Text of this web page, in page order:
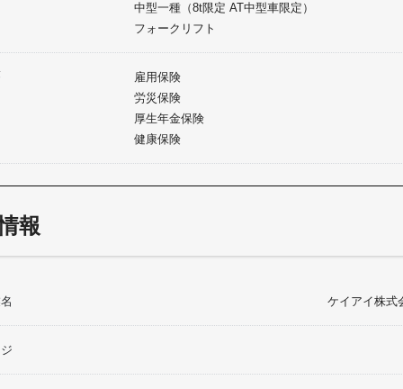
中型一種（8t限定 AT中型車限定）
フォークリフト
雇用保険
労災保険
厚生年金保険
健康保険
報
ケイアイ株